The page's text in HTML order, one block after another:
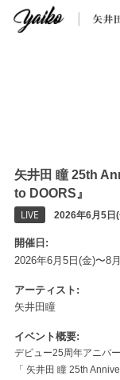
矢井田 瞳 25th
to DOORS』
LIVE 2026年6月5日
開催日
2026年6月5日(金)〜8
アーティスト
矢井田瞳
イベント概要
デビュー25周年アニバ
「 矢井田 瞳 25th